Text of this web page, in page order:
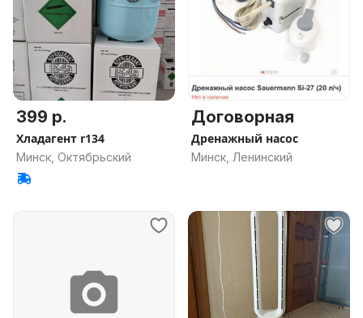
399 р.
Хладагент r134
Минск, Октябрьский
Договорная
Дренажный насос
Минск, Ленинский